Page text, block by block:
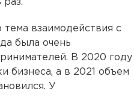
раз.
тема взаимодействия с
была очень
В 2020 году
бизнеса, а в 2021 объем
У